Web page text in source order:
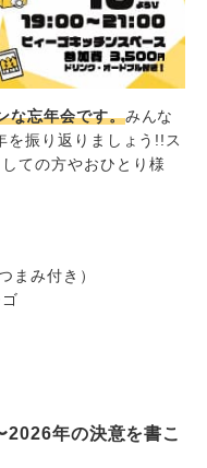
な忘年会です。みんな
振り返りましょう!!ス
ての方やおひとり様
まみ付き）
年の決意を書こ